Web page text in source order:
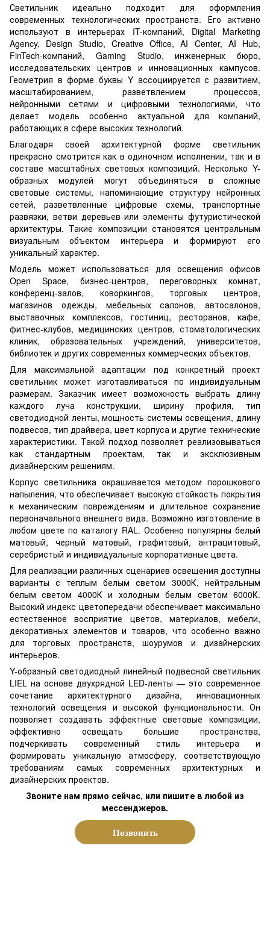
Светильник идеально подходит для оформления
современных технологических пространств. Его активно
используют в интерьерах IT-компаний, Digital Marketing
Agency, Design Studio, Creative Office, AI Center, AI Hub,
FinTech-компаний, Gaming Studio, инженерных бюро,
исследовательских центров и инновационных кампусов.
Геометрия в форме буквы Y ассоциируется с развитием,
масштабированием, разветвлением процессов,
нейронными сетями и цифровыми технологиями, что
делает модель особенно актуальной для компаний,
работающих в сфере высоких технологий.
Благодаря своей архитектурной форме светильник
прекрасно смотрится как в одиночном исполнении, так и в
составе масштабных световых композиций. Несколько Y-
образных модулей могут объединяться в сложные
световые системы, напоминающие структуру нейронных
сетей, разветвленные цифровые схемы, транспортные
развязки, ветви деревьев или элементы футуристической
архитектуры. Такие композиции становятся центральным
визуальным объектом интерьера и формируют его
уникальный характер.
Модель может использоваться для освещения офисов
Open Space, бизнес-центров, переговорных комнат,
конференц-залов, коворкингов, торговых центров,
магазинов одежды, мебельных салонов, автосалонов,
выставочных комплексов, гостиниц, ресторанов, кафе,
фитнес-клубов, медицинских центров, стоматологических
клиник, образовательных учреждений, университетов,
библиотек и других современных коммерческих объектов.
Для максимальной адаптации под конкретный проект
светильник может изготавливаться по индивидуальным
размерам. Заказчик имеет возможность выбрать длину
каждого луча конструкции, ширину профиля, тип
светодиодной ленты, мощность системы освещения, длину
подвесов, тип драйвера, цвет корпуса и другие технические
характеристики. Такой подход позволяет реализовываться
как стандартным проектам, так и эксклюзивным
дизайнерским решениям.
Корпус светильника окрашивается методом порошкового
напыления, что обеспечивает высокую стойкость покрытия
к механическим повреждениям и длительное сохранение
первоначального внешнего вида. Возможно изготовление в
любом цвете по каталогу RAL. Особенно популярны белый
матовый, черный матовый, графитовый, антрацитовый,
серебристый и индивидуальные корпоративные цвета.
Для реализации различных сценариев освещения доступны
варианты с теплым белым светом 3000К, нейтральным
белым светом 4000К и холодным белым светом 6000К.
Высокий индекс цветопередачи обеспечивает максимально
естественное восприятие цветов, материалов, мебели,
декоративных элементов и товаров, что особенно важно
для торговых пространств, шоурумов и дизайнерских
интерьеров.
Y-образный светодиодный линейный подвесной светильник
LIEL на основе двухрядной LED-ленты — это современное
сочетание архитектурного дизайна, инновационных
технологий освещения и высокой функциональности. Он
позволяет создавать эффектные световые композиции,
эффективно освещать большие пространства,
подчеркивать современный стиль интерьера и
формировать уникальную атмосферу, соответствующую
требованиям самых современных архитектурных и
дизайнерских проектов.
Звоните нам прямо сейчас, или пишите в любой из
мессенджеров.
Позвонить